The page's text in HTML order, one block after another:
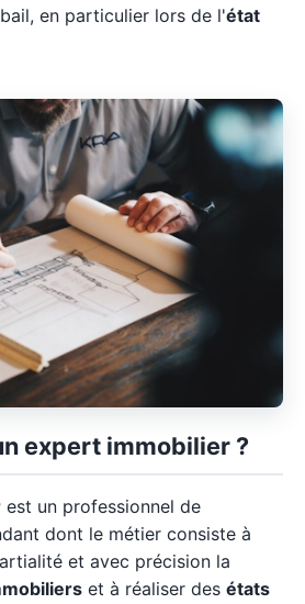
en particulier lors de l'état
expert immobilier ?
est un professionnel de
dont le métier consiste à
et avec précision la
et à réaliser des états